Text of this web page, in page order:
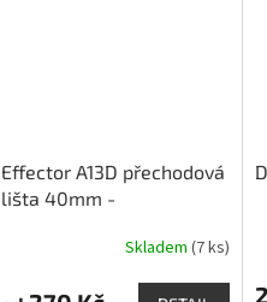
Effector A13D přechodová
lišta 40mm -
Skladem (7 ks)